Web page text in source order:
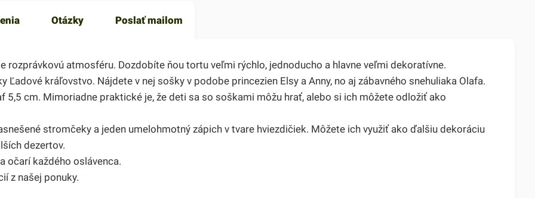
Otázky Poslať mailom
rozprávkovú atmosféru. Dozdobíte ňou tortu veľmi rýchlo, jednoducho a hlavne veľmi dekoratívne.
kráľovstvo. Nájdete v nej sošky v podobe princezien Elsy a Anny, no aj zábavného snehuliaka Olafa.
5,5 cm. Mimoriadne praktické je, že deti sa so soškami môžu hrať, alebo si ich môžete odložiť ako
stromčeky a jeden umelohmotný zápich v tvare hviezdičiek. Môžete ich využiť ako ďalšiu dekoráciu
dezertov.
očarí každého oslávenca.
z našej ponuky.